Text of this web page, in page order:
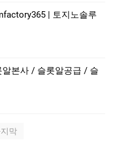
| 토지노솔­루
본사 / 슬롯알공급 / 슬
막